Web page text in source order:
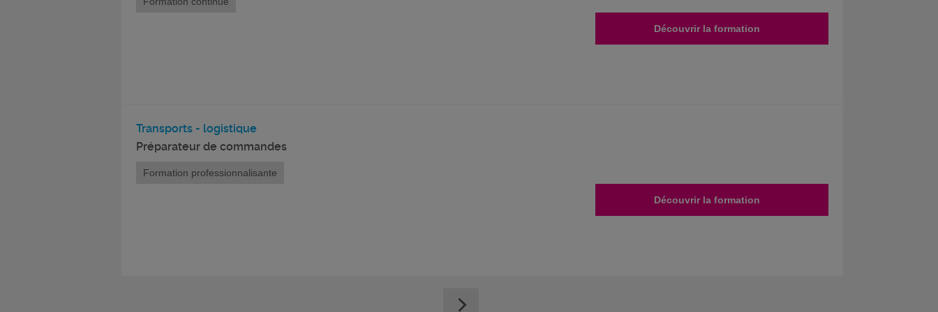
Découvrir la formation
Transports - logistique
Préparateur de commandes
Formation professionnalisante
Découvrir la formation